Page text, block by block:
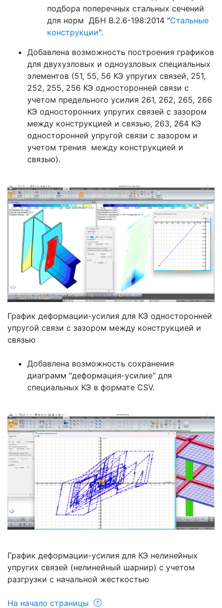
подбора поперечных стальных сечений
для норм ДБН В.2.6-198:2014 "Стальные
конструкции".
Добавлена возможность построения графиков
для двухузловых и одноузловых специальных
элементов (51, 55, 56 КЭ упругих связей, 251,
252, 255, 256 КЭ односторонней связи с
учетом предельного усилия 261, 262, 265, 266
КЭ односторонних упругих связей с зазором
между конструкцией и связью, 263, 264 КЭ
односторонней упругой связи с зазором и
учетом трения между конструкцией и
связью).
График деформации-усилия для КЭ односторонней
упругой связи с зазором между конструкцией и
связью
Добавлена возможность сохранения
диаграмм "деформация-усилие" для
специальных КЭ в формате CSV.
График деформации-усилия для КЭ нелинейных
упругих связей (нелинейный шарнир) с учетом
разгрузки с начальной жесткостью
На начало страницы